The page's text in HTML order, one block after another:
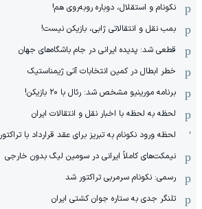
نکونام و استقلال، دوباره روبه‌روی هم!
بمب نقل و انتقالاتی ژابی، بازیکن نیست!
قطعی شد: پدیده ایرانی در جام باشگاه‌های جهان
خطر ابطال در کمین انتخابات آتی ژیمناستیک
برنامه مورینیو مشخص شد: رئال با ۲۰ بازیکن!
لحظه به لحظه با اخبار نقل و انتقالات ایران
لحظه ورود نکونام به تبریز برای عقد قرارداد با تراکتور
نیمکت‌های کاملاً ایرانی در سومین لیگ بدون خارجی
رسمی: نکونام سرمربی تراکتور شد
تلنگر جدی به ستاره جوان کشتی ایران